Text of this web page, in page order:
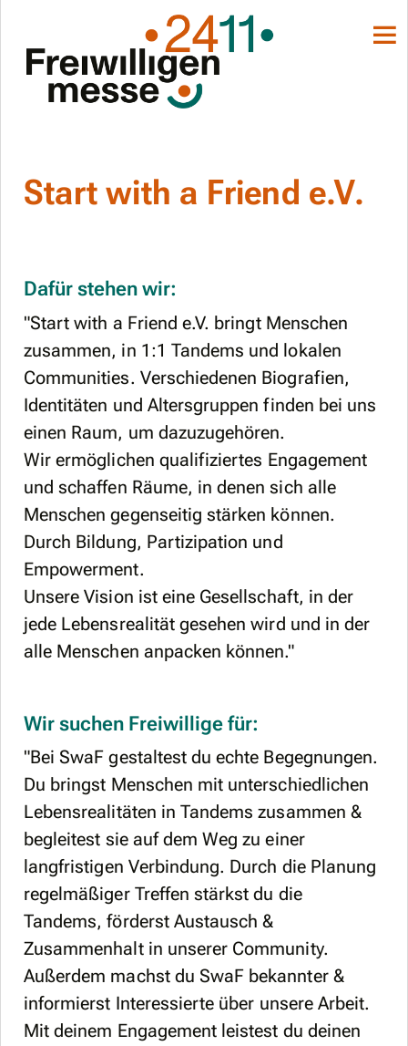
Start with a Friend e.V.
Dafür stehen wir:
"Start with a Friend e.V. bringt Menschen
zusammen, in 1:1 Tandems und lokalen
Communities. Verschiedenen Biografien,
Identitäten und Altersgruppen finden bei uns
einen Raum, um dazuzugehören.
Wir ermöglichen qualifiziertes Engagement
und schaffen Räume, in denen sich alle
Menschen gegenseitig stärken können.
Durch Bildung, Partizipation und
Empowerment.
Unsere Vision ist eine Gesellschaft, in der
jede Lebensrealität gesehen wird und in der
alle Menschen anpacken können."
Wir suchen Freiwillige für:
"Bei SwaF gestaltest du echte Begegnungen.
Du bringst Menschen mit unterschiedlichen
Lebensrealitäten in Tandems zusammen &
begleitest sie auf dem Weg zu einer
langfristigen Verbindung. Durch die Planung
regelmäßiger Treffen stärkst du die
Tandems, förderst Austausch &
Zusammenhalt in unserer Community.
Außerdem machst du SwaF bekannter &
informierst Interessierte über unsere Arbeit.
Mit deinem Engagement leistest du deinen